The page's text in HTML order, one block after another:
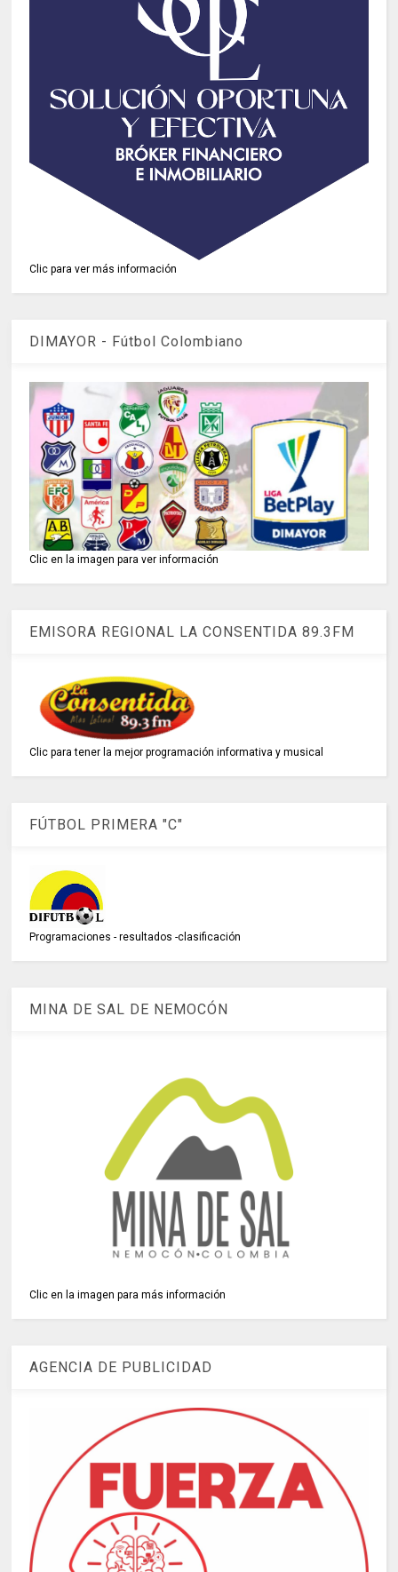
Clic para ver más información
DIMAYOR - Fútbol Colombiano
Clic en la imagen para ver información
EMISORA REGIONAL LA CONSENTIDA 89.3FM
Clic para tener la mejor programación informativa y musical
FÚTBOL PRIMERA "C"
Programaciones - resultados -clasificación
MINA DE SAL DE NEMOCÓN
Clic en la imagen para más información
AGENCIA DE PUBLICIDAD